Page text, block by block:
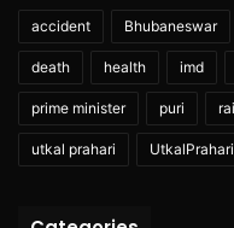
accident Bhubaneswar
death health imd
prime minister puri
utkal prahari UtkalPrahari